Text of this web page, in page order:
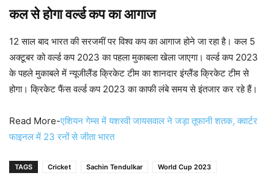
कल से होगा वर्ल्ड कप का आगाज
12 साल बाद भारत की सरजमीं पर विश्व कप का आगाज होने जा रहा है। कल 5
अक्टूबर को वर्ल्ड कप 2023 का पहला मुकाबला खेला जाएगा। वर्ल्ड कप 2023
के पहले मुकाबले में न्यूजीलैंड क्रिकेट टीम का शानदार इंग्लैंड क्रिकेट टीम से
होगा। क्रिकेट फैंस वर्ल्ड कप 2023 का काफी लंबे समय से इंतजार कर रहे हैं।
Read More-एशियन गेम्स में यशस्वी जायसवाल ने जड़ा तूफानी शतक, क्वार्टर
फाइनल में 23 रनों से जीता भारत
TAGS Cricket Sachin Tendulkar World Cup 2023